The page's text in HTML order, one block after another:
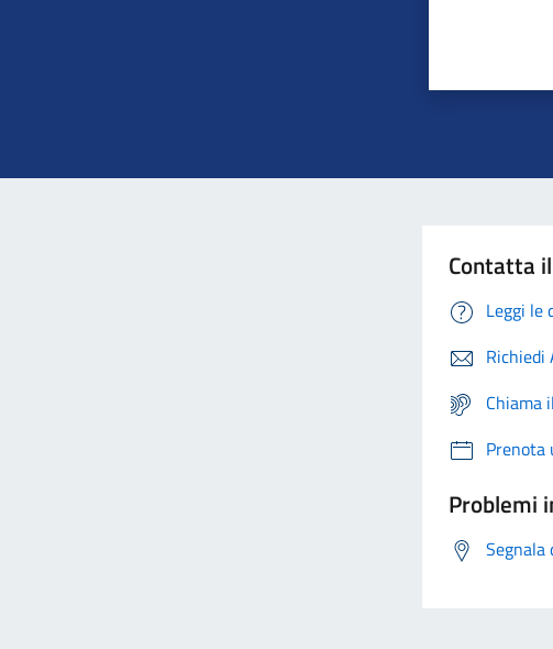
Contatta
Leggi le
Richiedi
Chiama
Prenota
Problemi
Segnala